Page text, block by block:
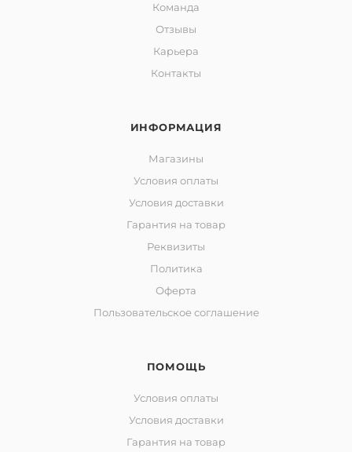
Команда
Отзывы
Карьера
Контакты
ИНФОРМАЦИЯ
Магазины
Условия оплаты
Условия доставки
Гарантия на товар
Реквизиты
Политика
Оферта
Пользовательское соглашение
ПОМОЩЬ
Условия оплаты
Условия доставки
Гарантия на товар